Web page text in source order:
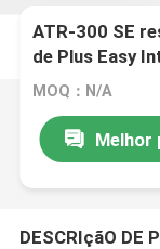
ATR-300 SE
de Plus Easy
MOQ：N/A
Melhor
DESCRIçãO DE